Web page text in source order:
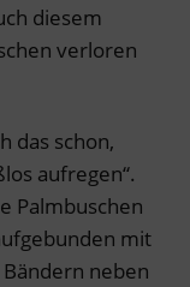
diesem
verloren
das schon,
aufregen“.
Palmbuschen
mit
neben